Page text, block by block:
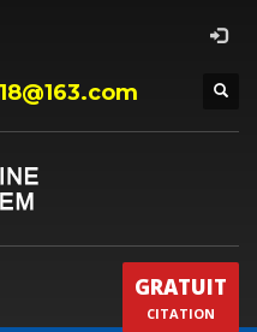
GRATUIT
CITATION